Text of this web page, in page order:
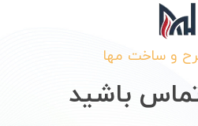
و ساخت مها
باشید